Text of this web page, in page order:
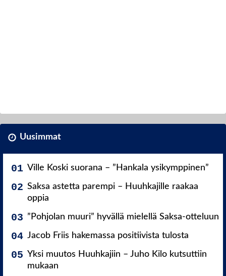
Uusimmat
Ville Koski suorana – ”Hankala ysikymppinen”
Saksa astetta parempi – Huuhkajille raakaa
oppia
”Pohjolan muuri” hyvällä mielellä Saksa-otteluun
Jacob Friis hakemassa positiivista tulosta
Yksi muutos Huuhkajiin – Juho Kilo kutsuttiin
mukaan